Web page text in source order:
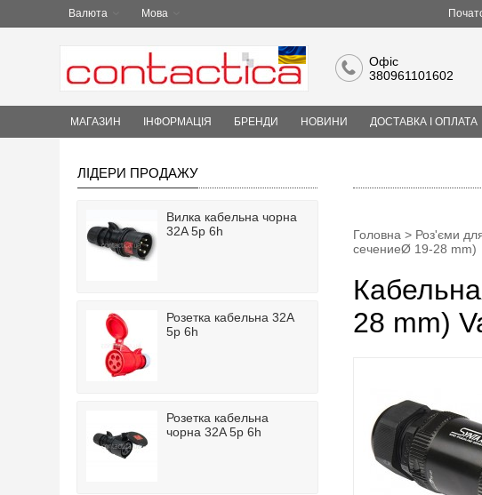
Валюта Мова
Офіс
380961101602
МАГАЗИН ІНФОРМАЦІЯ БРЕНДИ НОВИНИ ДОСТАВКА І ОПЛАТА
ЛІДЕРИ ПРОДАЖУ
Вилка кабельна чорна
32A 5p 6h
Розетка кабельна 32A
5p 6h
Розетка кабельна
чорна 32A 5p 6h
Головна > Роз'єми
сечениеØ 19-28 mm)
28 mm)